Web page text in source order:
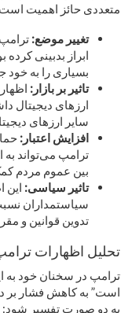
متعددی حائز اهمیت
تغییر موضع:
ابراز بدبینی کرده
بسیاری را به
تاثیر بر بازار:
ارزهای دیجیتال
سایر ارزهای
افزایش اعتبار:
ترامپ می‌تواند به
بین عموم مردم
تاثیر سیاسی: این
سیاستمداران
تدوین قوانین و
تحلیل اظهارات
ترامپ در سخنان خود به
است” به کاهش فشار بر
به دو صورت تفسیر شود: